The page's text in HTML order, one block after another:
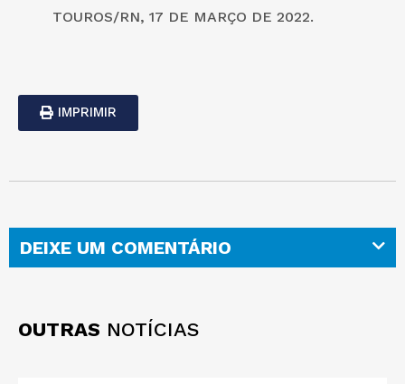
TOUROS/RN, 17 DE MARÇO DE 2022.
IMPRIMIR
DEIXE UM COMENTÁRIO
OUTRAS NOTÍCIAS